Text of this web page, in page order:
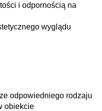
i odpornością na
wyglądu
odpowiedniego rodzaju
obiekcie